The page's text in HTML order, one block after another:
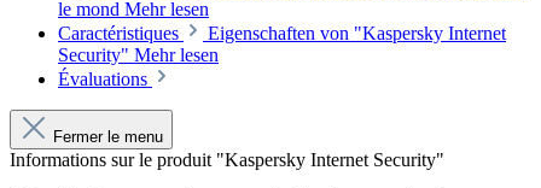
le mond Mehr lesen
Caractéristiques
Eigenschaften von "Kaspersky Internet
Security" Mehr lesen
Évaluations
Fermer le menu
Informations sur le produit "Kaspersky Internet Security"